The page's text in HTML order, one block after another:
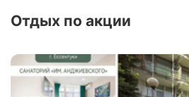
Санаторий «Форос», Ялта
Цена в сутки от21 650руб.
Рейтинг 5.0
Отдых по акции